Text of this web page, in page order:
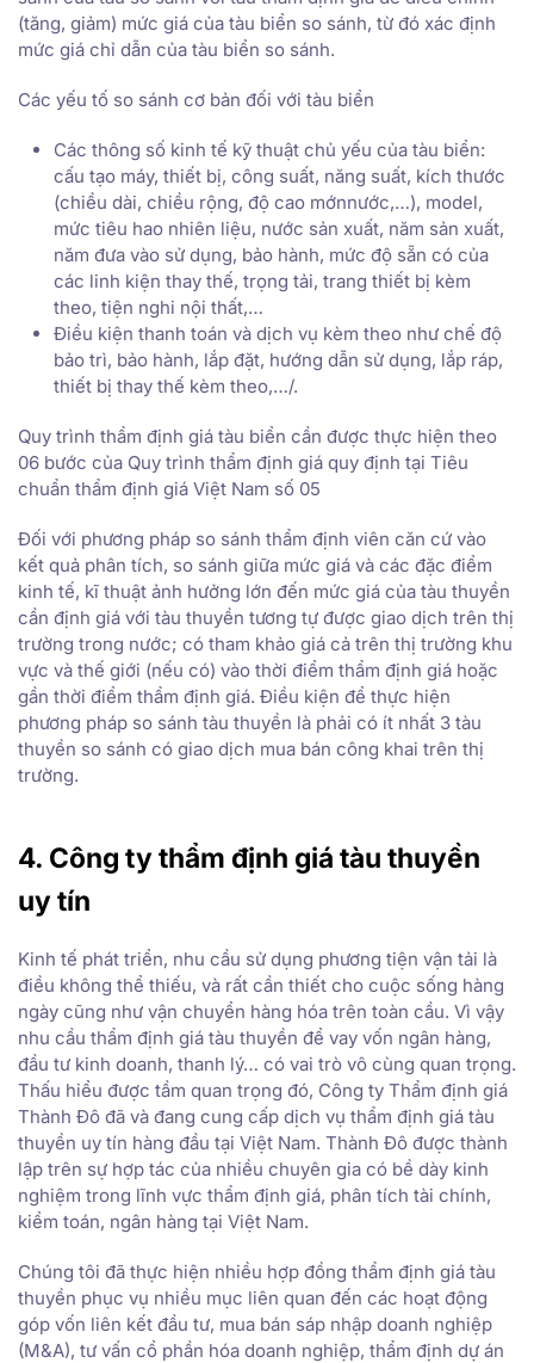
(tăng, giảm) mức giá của tàu biển so sánh, từ đó xác định
mức giá chỉ dẫn của tàu biển so sánh.
Các yếu tố so sánh cơ bản đối với tàu biển
Các thông số kinh tế kỹ thuật chủ yếu của tàu biển:
cấu tạo máy, thiết bị, công suất, năng suất, kích thước
(chiều dài, chiều rộng, độ cao mớnnước,…), model,
mức tiêu hao nhiên liệu, nước sản xuất, năm sản xuất,
năm đưa vào sử dụng, bảo hành, mức độ sẵn có của
các linh kiện thay thế, trọng tải, trang thiết bị kèm
theo, tiện nghi nội thất,…
Điều kiện thanh toán và dịch vụ kèm theo như chế độ
bảo trì, bảo hành, lắp đặt, hướng dẫn sử dụng, lắp ráp,
thiết bị thay thế kèm theo,…/.
Quy trình thẩm định giá tàu biển cần được thực hiện theo
06 bước của Quy trình thẩm định giá quy định tại Tiêu
chuẩn thẩm định giá Việt Nam số 05
Đối với phương pháp so sánh thẩm định viên căn cứ vào
kết quả phân tích, so sánh giữa mức giá và các đặc điểm
kinh tế, kĩ thuật ảnh hưởng lớn đến mức giá của tàu thuyền
cần định giá với tàu thuyền tương tự được giao dịch trên thị
trường trong nước; có tham khảo giá cả trên thị trường khu
vực và thế giới (nếu có) vào thời điểm thẩm định giá hoặc
gần thời điểm thẩm định giá. Điều kiện để thực hiện
phương pháp so sánh tàu thuyền là phải có ít nhất 3 tàu
thuyền so sánh có giao dịch mua bán công khai trên thị
trường.
4. Công ty thẩm định giá tàu thuyền
uy tín
Kinh tế phát triển, nhu cầu sử dụng phương tiện vận tải là
điều không thể thiếu, và rất cần thiết cho cuộc sống hàng
ngày cũng như vận chuyển hàng hóa trên toàn cầu. Vì vậy
nhu cầu thẩm định giá tàu thuyền để vay vốn ngân hàng,
đầu tư kinh doanh, thanh lý… có vai trò vô cùng quan trọng.
Thấu hiểu được tầm quan trọng đó, Công ty Thẩm định giá
Thành Đô đã và đang cung cấp dịch vụ thẩm định giá tàu
thuyền uy tín hàng đầu tại Việt Nam. Thành Đô được thành
lập trên sự hợp tác của nhiều chuyên gia có bề dày kinh
nghiệm trong lĩnh vực thẩm định giá, phân tích tài chính,
kiểm toán, ngân hàng tại Việt Nam.
Chúng tôi đã thực hiện nhiều hợp đồng thẩm định giá tàu
thuyền phục vụ nhiều mục liên quan đến các hoạt động
góp vốn liên kết đầu tư, mua bán sáp nhập doanh nghiệp
(M&A), tư vấn cổ phần hóa doanh nghiệp, thẩm định dự án